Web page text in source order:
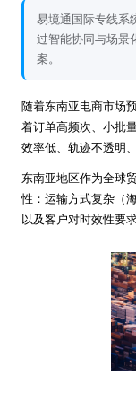
易境通国际专线系
过智能协同与场景
案。
随着东南亚电商市场
着订单高频次、小批
效率低、轨迹不透明
东南亚地区作为全球
性：运输方式复杂（
以及客户对时效性要求